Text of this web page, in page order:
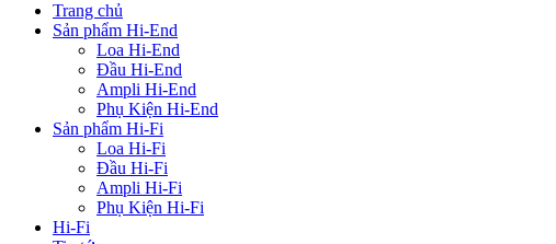
Trang chủ
Sản phẩm Hi-End
Loa Hi-End
Đầu Hi-End
Ampli Hi-End
Phụ Kiện Hi-End
Sản phẩm Hi-Fi
Loa Hi-Fi
Đầu Hi-Fi
Ampli Hi-Fi
Phụ Kiện Hi-Fi
Hi-Fi